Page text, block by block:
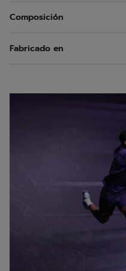
Composición
Fabricado en